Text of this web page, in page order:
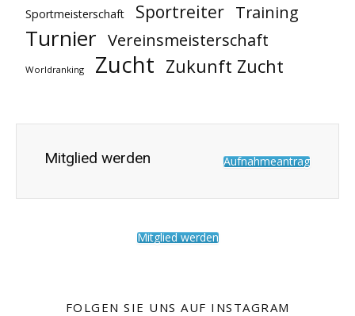
Sportmeisterschaft Sportreiter Training
Turnier Vereinsmeisterschaft
Worldranking Zucht Zukunft Zucht
Mitglied werden Aufnahmeantrag
Mitglied werden
FOLGEN SIE UNS AUF INSTAGRAM